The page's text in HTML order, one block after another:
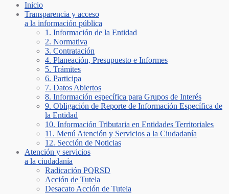
Inicio
Transparencia y acceso
a la información pública
1. Información de la Entidad
2. Normativa
3. Contratación
4. Planeación, Presupuesto e Informes
5. Trámites
6. Participa
7. Datos Abiertos
8. Información específica para Grupos de Interés
9. Obligación de Reporte de Información Específica de
la Entidad
10. Información Tributaria en Entidades Territoriales
11. Menú Atención y Servicios a la Ciudadanía
12. Sección de Noticias
Atención y servicios
a la ciudadanía
Radicación PQRSD
Acción de Tutela
Desacato Acción de Tutela